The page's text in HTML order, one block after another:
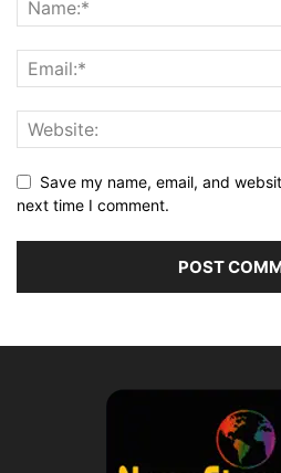
Save my name, email, and
next time I comment.